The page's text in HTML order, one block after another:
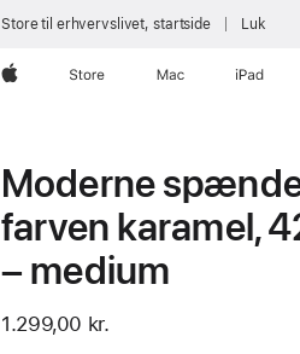
Store til erhvervslivet, startside Luk
AppleStore Mac iPad
Moderne
farven karamel,
– medium
1.299,00 kr.